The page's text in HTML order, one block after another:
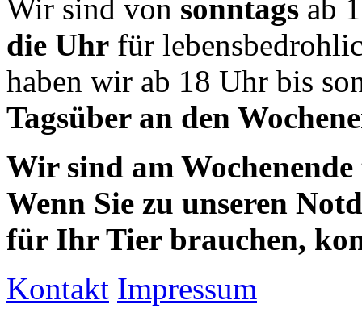
Wir sind von sonntags ab
die Uhr für
haben wir ab 18 Uhr bis
Tagsüber an den
Wir sind am
Wenn Sie zu unseren
für Ihr Tier brauchen,
Kontakt Impressum